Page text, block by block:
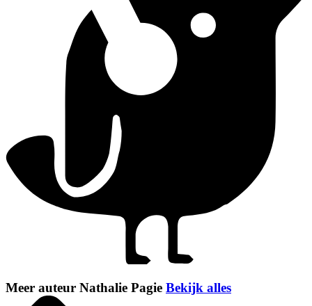
Meer auteur Nathalie Pagie Bekijk alles